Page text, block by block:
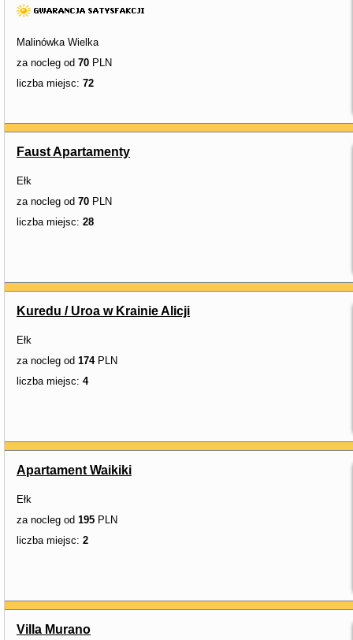
Malinówka Wielka
za nocleg od 70 PLN
liczba miejsc: 72
Faust Apartamenty
Ełk
za nocleg od 70 PLN
liczba miejsc: 28
Kuredu / Uroa w Krainie Alicji
Ełk
za nocleg od 174PLN
liczba miejsc: 4
Apartament Waikiki
Ełk
za nocleg od 195 PLN
liczba miejsc: 2
Villa Murano